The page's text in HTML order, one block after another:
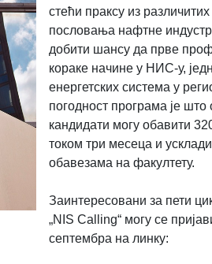
стећи праксу из
пословања нафтне
добити шансу да прве
кораке начине у НИС-у,
енергетских система у
погодност програма је што
кандидати могу обавити
током три месеца и
обавезама на факултету.
Заинтересовани за пети
„NIS Calling“ могу се
септембра на линку: